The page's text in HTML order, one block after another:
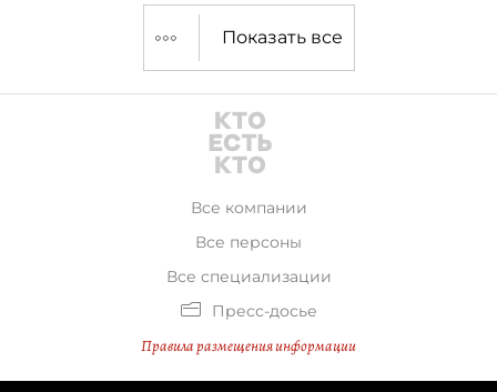
Показать все
Все компании
Все персоны
Все специализации
Пресс-досье
Правила размещения информации